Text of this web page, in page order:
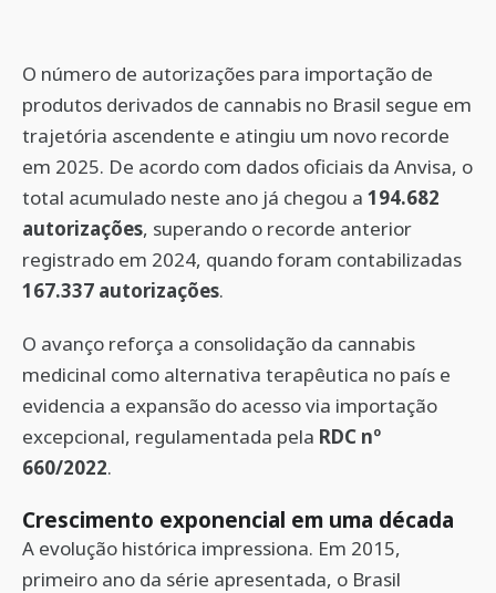
O número de autorizações para importação de
produtos derivados de cannabis no Brasil segue em
trajetória ascendente e atingiu um novo recorde
em 2025. De acordo com dados oficiais da Anvisa, o
total acumulado neste ano já chegou a 194.682
autorizações, superando o recorde anterior
registrado em 2024, quando foram contabilizadas
167.337 autorizações.
O avanço reforça a consolidação da cannabis
medicinal como alternativa terapêutica no país e
evidencia a expansão do acesso via importação
excepcional, regulamentada pela RDC nº
660/2022.
Crescimento exponencial em uma década
A evolução histórica impressiona. Em 2015,
primeiro ano da série apresentada, o Brasil